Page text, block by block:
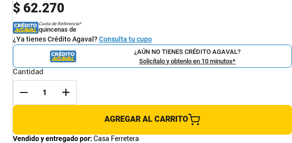
$ 62.270
Cuota de Referencia*
quincenas de
¿Ya tienes Crédito Agaval?Consulta tu cupo
¿AÚN NO TIENES CRÉDITO AGAVAL?
Solicítalo y obtenlo en 10 minutos*
Cantidad
AGREGAR AL CARRITO
Vendido y entregado por: Casa Ferretera